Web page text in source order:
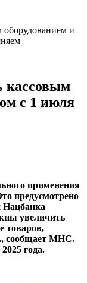
оборудованием и
кассовым
с 1 июля
применения
предусмотрено
Нацбанка
увеличить
товаров,
сообщает МНС.
года.